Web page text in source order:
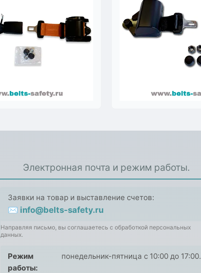
Электронная почта и режим работы.
Заявки на товар и выставление счетов:
✉ info@belts-safety.ru
Направляя письмо, вы соглашаетесь с обработкой персональных
данных.
Режим
работы:
понедельник-пятница с 10:00 до 17:00.